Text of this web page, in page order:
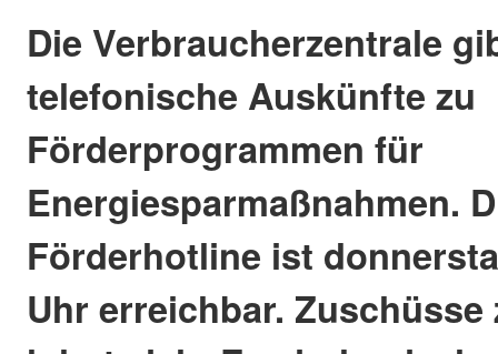
Die Verbraucherzentrale
telefonische Auskünfte zu
Förderprogrammen für
Energiesparmaßnahmen.
Förderhotline ist
Uhr erreichbar.